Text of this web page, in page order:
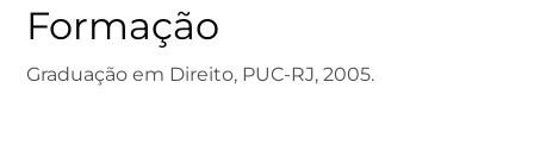
Formação
Graduação em Direito, PUC-RJ, 2005.